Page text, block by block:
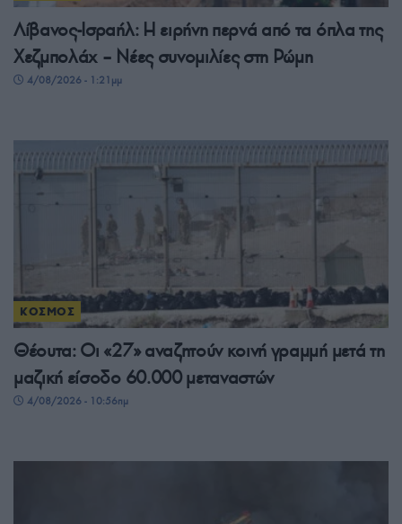
Λίβανος-Ισραήλ: Η ειρήνη περνά από τα όπλα της
Χεζμπολάχ – Νέες συνομιλίες στη Ρώμη
4/08/2026 - 1:21μμ
ΚΟΣΜΟΣ
Θέουτα: Οι «27» αναζητούν κοινή γραμμή μετά τη
μαζική είσοδο 60.000 μεταναστών
4/08/2026 - 10:56πμ